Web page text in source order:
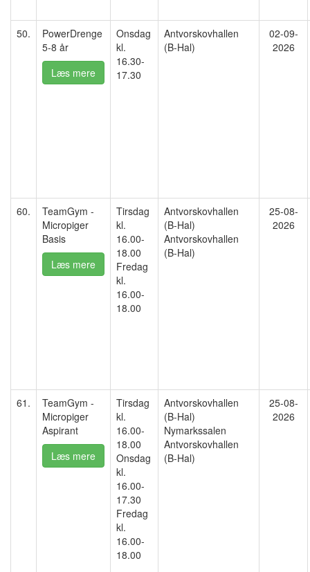
50.
PowerDrenge
5-8 år
Læs mere
Onsdag
kl.
16.30-
17.30
Antvorskovhallen
(B-Hal)
02-09-
2026
60.
TeamGym -
Micropiger
Basis
Læs mere
Tirsdag
kl.
16.00-
18.00
Fredag
kl.
16.00-
18.00
Antvorskovhallen
(B-Hal)
Antvorskovhallen
(B-Hal)
25-08-
2026
61.
TeamGym -
Micropiger
Aspirant
Læs mere
Tirsdag
kl.
16.00-
18.00
Onsdag
kl.
16.00-
17.30
Fredag
kl.
16.00-
18.00
Antvorskovhallen
(B-Hal)
Nymarkssalen
Antvorskovhallen
(B-Hal)
25-08-
2026